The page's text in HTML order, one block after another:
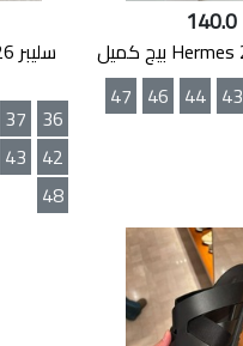
140.0
43
44
46
47
36
37
42
43
48